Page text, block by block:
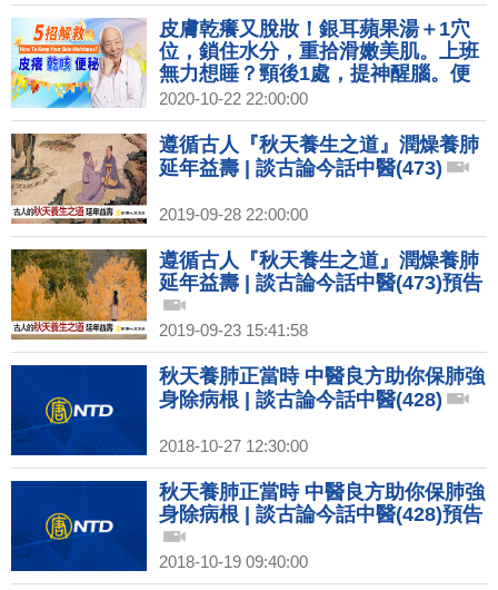
皮膚乾癢又脫妝！銀耳蘋果湯＋1穴
位，鎖住水分，重拾滑嫩美肌。上班
無力想睡？頸後1處，提神醒腦。便
秘高發期！梨子切片泡開水喝，升級
清腸排毒力｜胡乃文開講
Dr.HU_EP55
2020-10-22 22:00:00
遵循古人『秋天養生之道』潤燥養肺
延年益壽 | 談古論今話中醫(473)
2019-09-28 22:00:00
遵循古人『秋天養生之道』潤燥養肺
延年益壽 | 談古論今話中醫(473)預告
2019-09-23 15:41:58
秋天養肺正當時 中醫良方助你保肺強
身除病根 | 談古論今話中醫(428)
2018-10-27 12:30:00
秋天養肺正當時 中醫良方助你保肺強
身除病根 | 談古論今話中醫(428)預告
2018-10-19 09:40:00